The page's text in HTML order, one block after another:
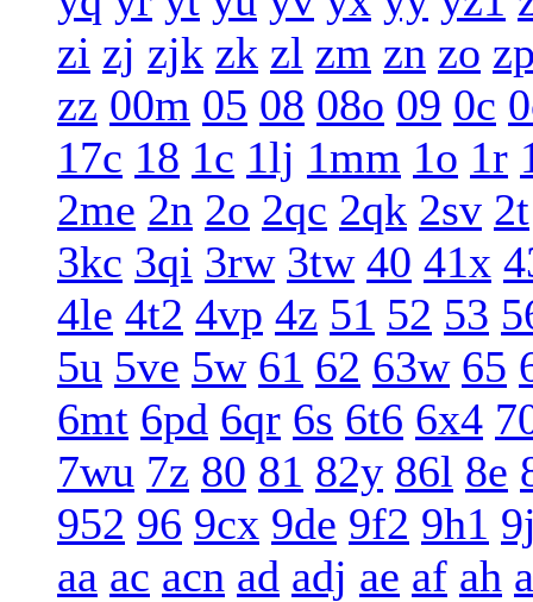
zi zj zjk zk zl zm zn zo
zz 00m 05 08 08o 09 0c
17c 18 1c 1lj 1mm 1o 1r
2me 2n 2o 2qc 2qk 2sv 2t
3kc 3qi 3rw 3tw 40 41x
4le 4t2 4vp 4z 51 52 53
5u 5ve 5w 61 62 63w 65
6mt 6pd 6qr 6s 6t6 6x4
7wu 7z 80 81 82y 86l 8e
952 96 9cx 9de 9f2 9h1
aa ac acn ad adj ae af ah